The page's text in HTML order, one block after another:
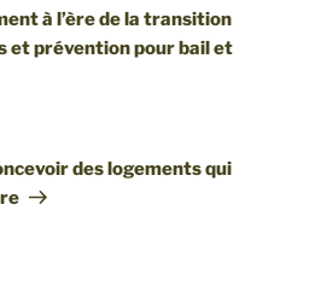
à l’ère de la transition
et prévention pour bail et
des logements qui